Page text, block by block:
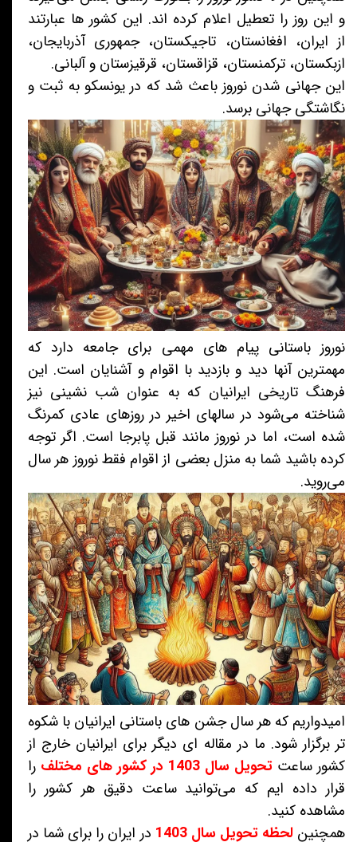
و این روز را تعطیل اعلام کرده اند. این کشور ها عبارتند
از ایران، افغانستان، تاجیکستان، جمهوری آذربایجان،
ازبکستان، ترکمنستان، قزاقستان، قرقیزستان و آلبانی.
این جهانی شدن نوروز باعث شد که در یونسکو به ثبت و
نگاشتگی جهانی برسد.
نوروز باستانی پیام های مهمی برای جامعه دارد که
مهمترین آنها دید و بازدید با اقوام و آشنایان است. این
فرهنگ تاریخی ایرانیان که به عنوان شب نشینی نیز
شناخته می‌شود در سالهای اخیر در روزهای عادی کمرنگ
شده است، اما در نوروز مانند قبل پابرجا است. اگر توجه
کرده باشید شما به منزل بعضی از اقوام فقط نوروز هر سال
می‌روید.
امیدواریم که هر سال جشن های باستانی ایرانیان با شکوه
تر برگزار شود. ما در مقاله ای دیگر برای ایرانیان خارج از
کشور ساعت تحویل سال 1403 در کشور های مختلف
را
قرار داده ایم که می‌توانید ساعت دقیق هر کشور را
مشاهده کنید.
همچنینلحظه تحویل سال 1403 در ایران را برای شما در